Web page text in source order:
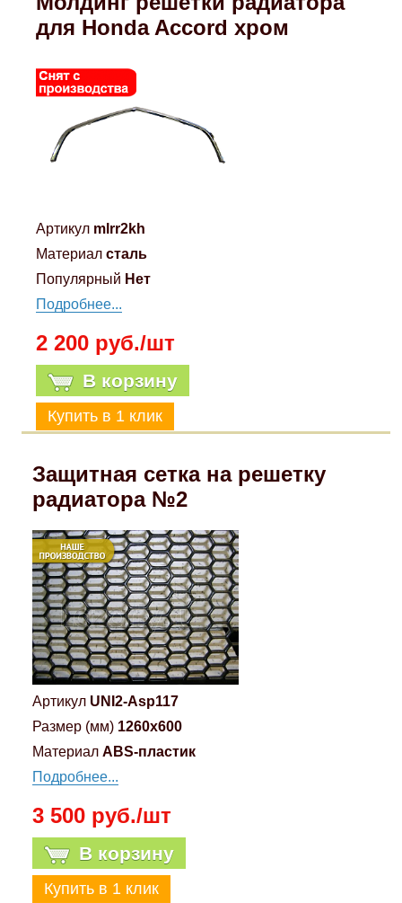
для Honda Accord хром
Артикул mlrr2kh
Материал сталь
Популярный Нет
Подробнее...
2 200 руб./шт
В корзину
Защитная сетка на решетку
радиатора №2
Артикул UNI2-Asp117
Размер (мм) 1260x600
Материал ABS-пластик
Подробнее...
3 500 руб./шт
В корзину
Mitsubishi
Opel
Renault
Toyota
Volkswagen
Дополнительные товары